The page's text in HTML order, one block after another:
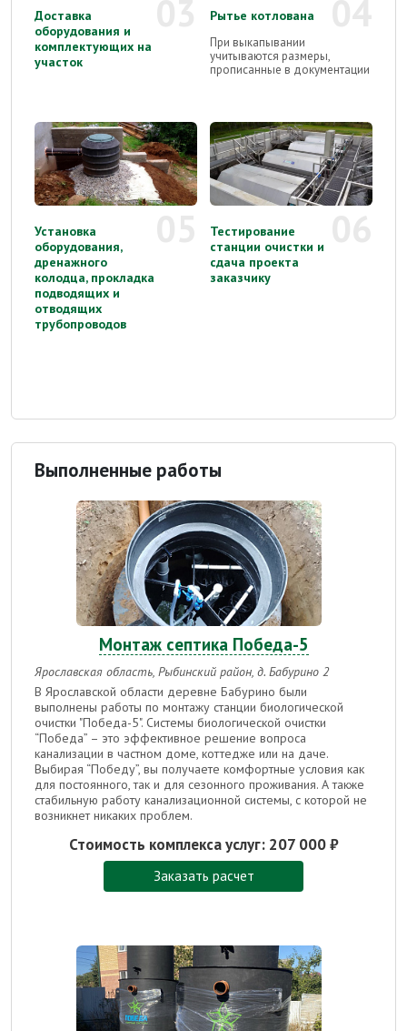
Доставка
оборудования и
комплектующих на
участок
Рытье котлована
При выкапывании
учитываются размеры,
прописанные в документации
Установка
оборудования,
дренажного
колодца, прокладка
подводящих и
отводящих
трубопроводов
Тестирование
станции очистки и
сдача проекта
заказчику
Выполненные работы
Монтаж септика Победа-5
Ярославская область, Рыбинский район, д. Бабурино 2
В Ярославской области деревне Бабурино были
выполнены работы по монтажу станции биологической
очистки "Победа-5". Системы биологической очистки
“Победа” – это эффективное решение вопроса
канализации в частном доме, коттедже или на даче.
Выбирая “Победу”, вы получаете комфортные условия как
для постоянного, так и для сезонного проживания. А также
стабильную работу канализационной системы, с которой не
возникнет никаких проблем.
Стоимость комплекса услуг: 207 000 ₽
Заказать расчет